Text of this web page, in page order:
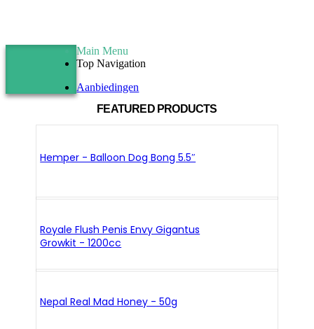
FEATURED PRODUCTS
Hemper - Balloon Dog Bong 5.5″
Royale Flush Penis Envy Gigantus
Growkit - 1200cc
Nepal Real Mad Honey - 50g
Main Menu
Top Navigation
Aanbiedingen